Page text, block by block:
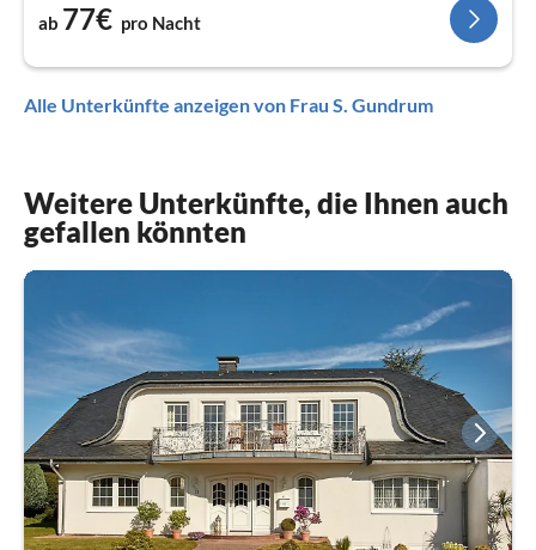
ab 77€ pro Nacht
Alle Unterkünfte anzeigen von Frau S. Gundrum
Weitere Unterkünfte, die Ihnen auch
gefallen könnten